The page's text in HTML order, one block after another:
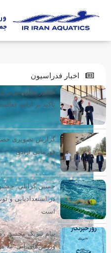
اخبار فدراسیون
حضور معاون وزیر
تأکید بر ادامه
گزارش تصویری
قهرمانی آزادی
در استعدادیابی و
است
پیام تبریک محسن
ورزش‌های آبی، به